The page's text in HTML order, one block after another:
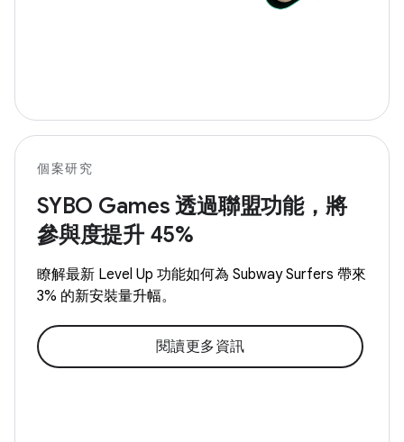
個案研究
SYBO Games 透過聯盟功能，將
參與度提升 45%
瞭解最新 Level Up 功能如何為 Subway Surfers 帶來
3% 的新安裝量升幅。
閱讀更多資訊